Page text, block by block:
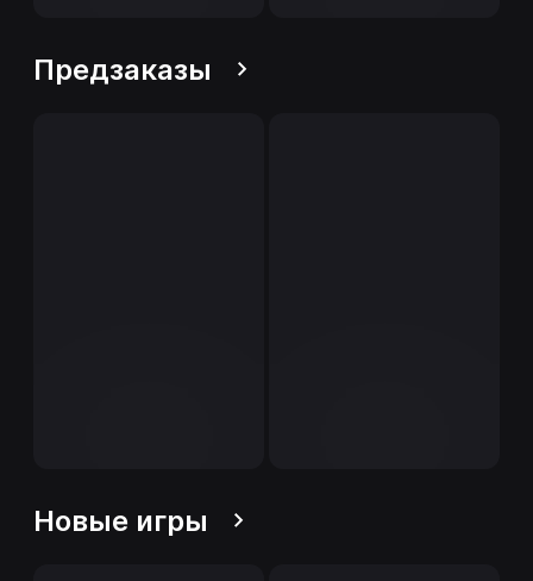
Предзаказы
Новые игры